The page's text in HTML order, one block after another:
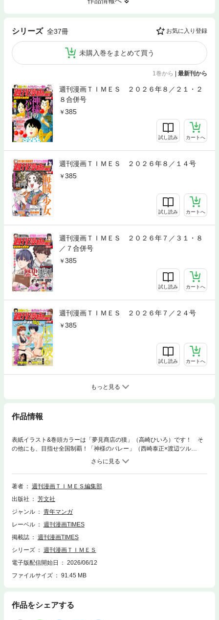
シリーズ 全37冊 お気に入り登録
未購入巻をまとめて買う
1巻から | 最新刊から
週刊漫画ＴＩＭＥＳ ２０２６年８／２１・２
８合併号
385
試し読み カートへ
週刊漫画ＴＩＭＥＳ ２０２６年８／１４号
385
試し読み カートへ
週刊漫画ＴＩＭＥＳ ２０２６年７／３１・８
／７合併号
385
試し読み カートへ
週刊漫画ＴＩＭＥＳ ２０２６年７／２４号
385
試し読み カートへ
もっと見る
作品情報
表紙イラスト&巻頭カラーは「夢見商店の獏」（高崎ひいろ）です！ そ
の他にも、目指せ全国制覇！「神様のバレー」（西崎泰正×渡辺ツル
ヤ）、復讐×DIY!!「復讐装置いかがですか？」（吉川鋭利）、十人十色の
ごちそう日誌「ごほうびごはん」（こもとも子）、性と愛憎が渦巻くラブ
ホの世界！「ラブホテル恐猥談」（好本拓朗）、「アオのひと ～こどもと
おとなの発達支援員 神崎歩～」（青村栄里）など、見逃せないラインナッ
著者
週刊漫画ＴＩＭＥＳ編集部
出版社
芳文社
ジャンル
青年マンガ
レーベル
週刊漫画TIMES
掲載誌
週刊漫画TIMES
シリーズ
週刊漫画ＴＩＭＥＳ
電子版配信開始日
2026/06/12
ファイルサイズ
91.45 MB
作品をシェアする